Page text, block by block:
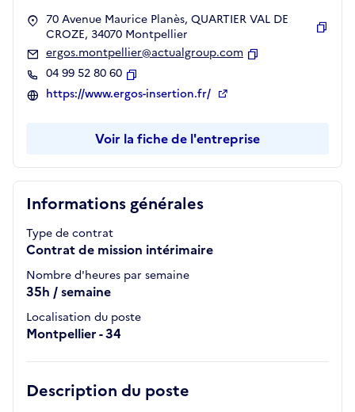
Informations générales
Type de contrat
Contrat de mission intérimaire
Nombre d'heures par semaine
35h / semaine
Localisation du poste
Montpellier - 34
Description du poste
70 Avenue Maurice Planès, QUARTIER VAL DE
CROZE, 34070 Montpellier
ergos.montpellier@actualgroup.com
04 99 52 80 60
Copier
https://www.ergos-insertion.fr/
Voir la fiche de l'entreprise